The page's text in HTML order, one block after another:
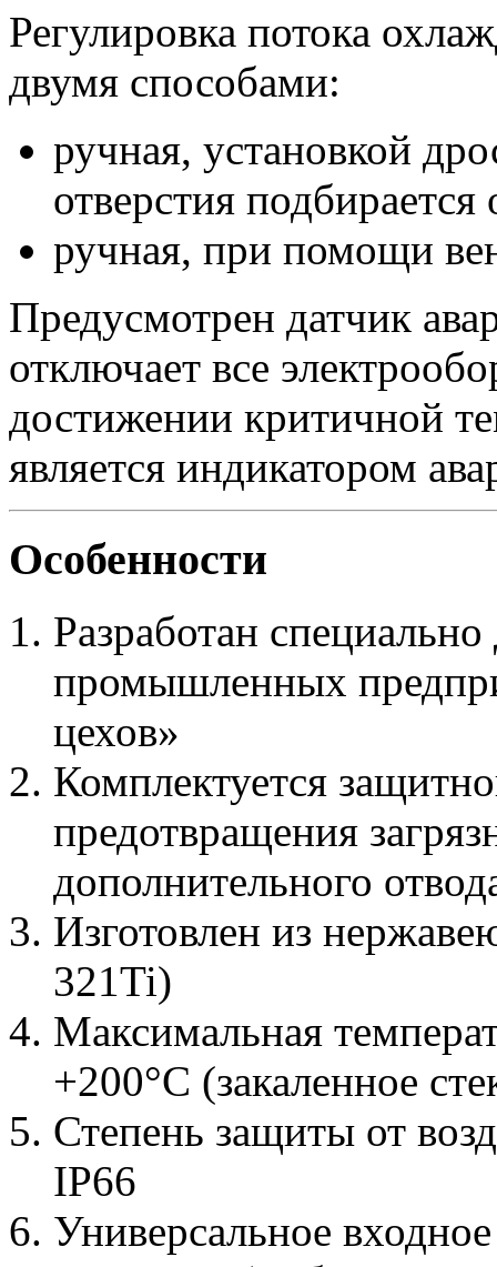
Регулировка потока
двумя способами:
ручная, установкой
отверстия
ручная, при помощи
Предусмотрен датчик
отключает все
достижении критичной
является индикатором
Особенности
Разработан
промышленных
цехов»
Комплектуется
предотвращения
дополнительного
Изготовлен из
321Ti)
Максимальная
+200°C (закаленное
Степень защиты от
IP66
Универсальное